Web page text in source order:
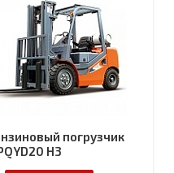
погрузчик
H3